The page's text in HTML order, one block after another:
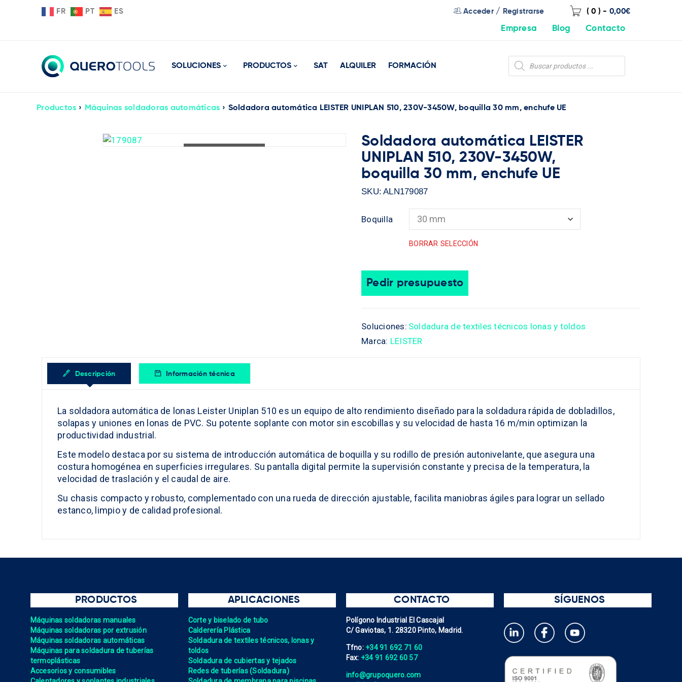
FR PT ES ( 0 ) - 0,00€
Acceder/ Registrarse
Empresa Blog Contacto
SOLUCIONES PRODUCTOS SAT ALQUILER FORMACIÓN
Productos › Máquinas soldadoras automáticas › Soldadora automática LEISTER UNIPLAN 510, 230V-3450W, boquilla 30 mm, enchufe UE
Soldadora automática LEISTER
UNIPLAN 510, 230V-3450W,
boquilla 30 mm, enchufe UE
SKU: ALN179087
Boquilla
BORRAR SELECCIÓN
Pedir presupuesto
Soluciones: Soldadura de textiles técnicos lonas y toldos
Marca: LEISTER
Descripción Información técnica
La soldadora automática de lonas Leister Uniplan 510 es un equipo de alto rendimiento diseñado para la soldadura rápida de dobladillos,
solapas y uniones en lonas de PVC. Su potente soplante con motor sin escobillas y su velocidad de hasta 16 m/min optimizan la
productividad industrial.
Este modelo destaca por su sistema de introducción automática de boquilla y su rodillo de presión autonivelante, que asegura una
costura homogénea en superficies irregulares. Su pantalla digital permite la supervisión constante y precisa de la temperatura, la
velocidad de traslación y el caudal de aire.
Su chasis compacto y robusto, complementado con una rueda de dirección ajustable, facilita maniobras ágiles para lograr un sellado
estanco, limpio y de calidad profesional.
PRODUCTOS
Máquinas soldadoras manuales
Máquinas soldadoras por extrusión
Máquinas soldadoras automáticas
Máquinas para soldadura de tuberías
termoplásticas
Accesorios y consumibles
APLICACIONES
Corte y biselado de tubo
Calderería Plástica
Soldadura de textiles técnicos, lonas y
toldos
Soldadura de cubiertas y tejados
Redes de tuberías (Soldadura)
CONTACTO
Polígono Industrial El Cascajal
C/ Gaviotas, 1. 28320 Pinto, Madrid.
Tfno: +34 91 692 71 60
Fax: +34 91 692 60 57
info@grupoquero.com
SÍGUENOS